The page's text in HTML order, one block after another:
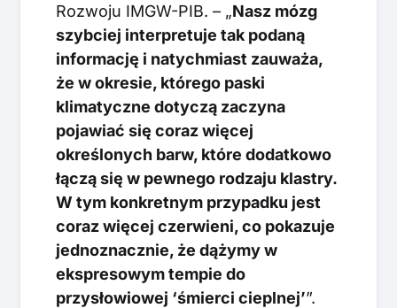
Rozwoju IMGW-PIB. – „Nasz mózg
szybciej interpretuje tak podaną
informację i natychmiast zauważa,
że w okresie, którego paski
klimatyczne dotyczą zaczyna
pojawiać się coraz więcej
określonych barw, które dodatkowo
łączą się w pewnego rodzaju klastry.
W tym konkretnym przypadku jest
coraz więcej czerwieni, co pokazuje
jednoznacznie, że dążymy w
ekspresowym tempie do
przysłowiowej ‘śmierci cieplnej’”.